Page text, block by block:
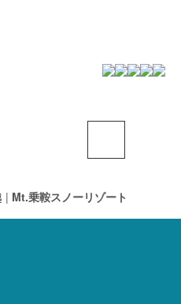
| Mt.乗鞍スノーリゾート